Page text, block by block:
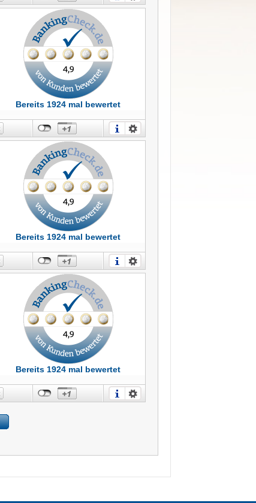
Bereits 1924 mal bewertet
Bereits 1924 mal bewertet
Bereits 1924 mal bewertet